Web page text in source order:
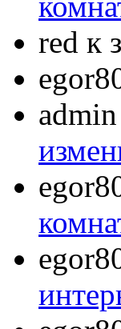
red к
admin